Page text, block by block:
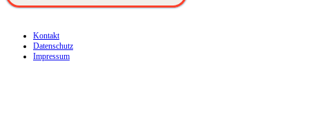
Kontakt
Datenschutz
Impressum